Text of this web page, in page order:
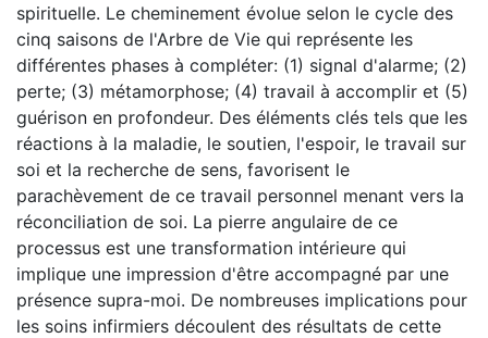
spirituelle. Le cheminement évolue selon le cycle des
cinq saisons de l'Arbre de Vie qui représente les
différentes phases à compléter: (1) signal d'alarme; (2)
perte; (3) métamorphose; (4) travail à accomplir et (5)
guérison en profondeur. Des éléments clés tels que les
réactions à la maladie, le soutien, l'espoir, le travail sur
soi et la recherche de sens, favorisent le
parachèvement de ce travail personnel menant vers la
réconciliation de soi. La pierre angulaire de ce
processus est une transformation intérieure qui
implique une impression d'être accompagné par une
présence supra-moi. De nombreuses implications pour
les soins infirmiers découlent des résultats de cette